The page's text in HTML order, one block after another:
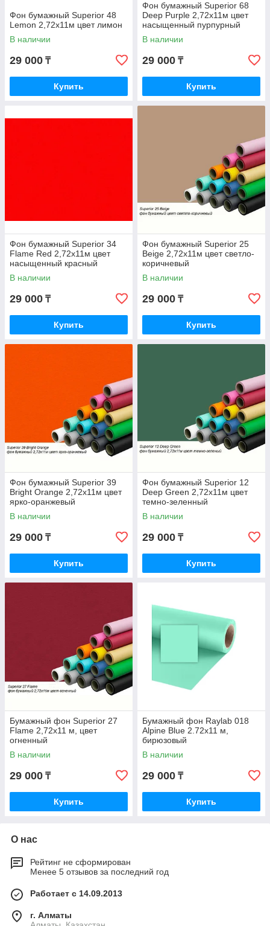
Фон бумажный Superior 48
Lemon 2,72x11м цвет лимон
В наличии
29 000 ₸
Купить
Фон бумажный Superior 68
Deep Purple 2,72x11м цвет
насыщенный пурпурный
В наличии
29 000 ₸
Купить
Фон бумажный Superior 34
Flame Red 2,72x11м цвет
насыщенный красный
В наличии
29 000 ₸
Купить
Фон бумажный Superior 25
Beige 2,72x11м цвет светло-
коричневый
В наличии
29 000 ₸
Купить
Фон бумажный Superior 39
Bright Orange 2,72x11м цвет
ярко-оранжевый
В наличии
29 000 ₸
Купить
Фон бумажный Superior 12
Deep Green 2,72x11м цвет
темно-зеленный
В наличии
29 000 ₸
Купить
Бумажный фон Superior 27
Flame 2,72x11 м, цвет
огненный
В наличии
29 000 ₸
Купить
Бумажный фон Raylab 018
Alpine Blue 2.72x11 м,
бирюзовый
В наличии
29 000 ₸
Купить
О нас
Рейтинг не сформирован
Менее 5 отзывов за последний год
Работает с 14.09.2013
г. Алматы